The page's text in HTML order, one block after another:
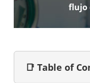
flujo
📑 Table of